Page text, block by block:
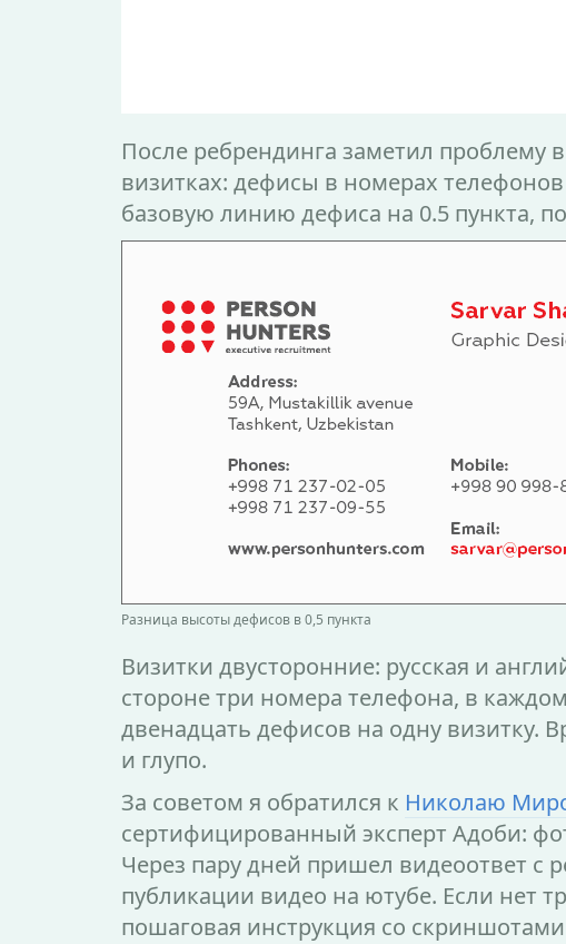
После ребрендинга заметил проблему
визитках: дефисы в номерах
базовую линию дефиса на 0.5 пункта,
Разница высоты дефисов в 0,5 пункта
Визитки двусторонние: русская и
стороне три номера телефона, в
двенадцать дефисов на одну визитку.
и глупо.
За советом я обратился к Николаю
сертифицированный эксперт Адоби:
Через пару дней пришел видеоответ
публикации видео на ютубе. Если нет
пошаговая инструкция со скриншотами